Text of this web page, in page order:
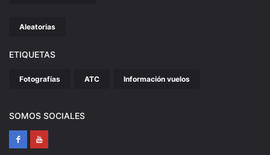
Aleatorias
ETIQUETAS
Fotografías ATC Información vuelos
SOMOS SOCIALES